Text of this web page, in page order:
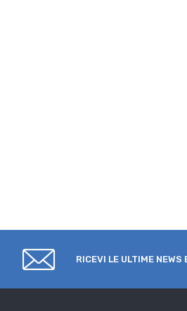
RICEVI LE ULTIME NEWS